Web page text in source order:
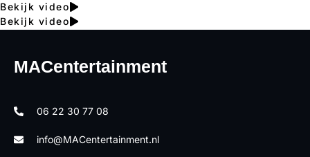
Bekijk video
Bekijk video
MACentertainment
06 22 30 77 08
info@MACentertainment.nl